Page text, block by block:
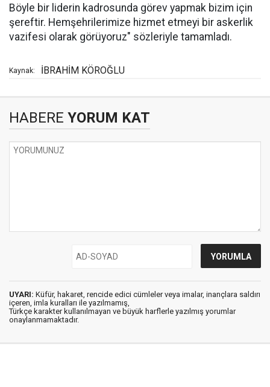
Böyle bir liderin kadrosunda görev yapmak bizim için
şereftir. Hemşehrilerimize hizmet etmeyi bir askerlik
vazifesi olarak görüyoruz" sözleriyle tamamladı.
Kaynak: İBRAHİM KÖROĞLU
HABERE YORUM KAT
UYARI: Küfür, hakaret, rencide edici cümleler veya imalar, inançlara saldırı
içeren, imla kuralları ile yazılmamış,
Türkçe karakter kullanılmayan ve büyük harflerle yazılmış yorumlar
onaylanmamaktadır.